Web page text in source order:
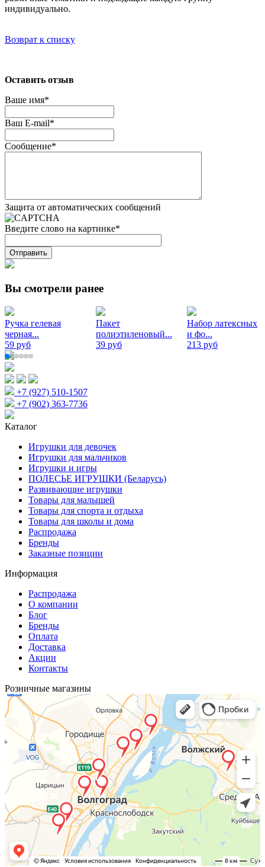
индивидуально.
Возврат к списку
Оставить отзыв
Ваше имя*
Ваш E-mail*
Сообщение*
Защита от автоматических сообщений
Введите слово на картинке*
Вы смотрели ранее
Ручка гелевая
черная...
59 руб
Пакет
полиэтиленовый...
39 руб
Набор латексных
и фо...
213 руб
+7 (927) 510-1507
+7 (902) 363-7736
Каталог
Игрушки для девочек
Игрушки для мальчиков
Игрушки и игры
ПОЛЕСЬЕ ИГРУШКИ (Беларусь)
Развивающие игрушки
Товары для малышей
Товары для спорта и отдыха
Товары для школы и дома
Распродажа
Бренды
Заказные позиции
Информация
Распродажа
О компании
Блог
Бренды
Оплата
Доставка
Акции
Контакты
Розничные магазины